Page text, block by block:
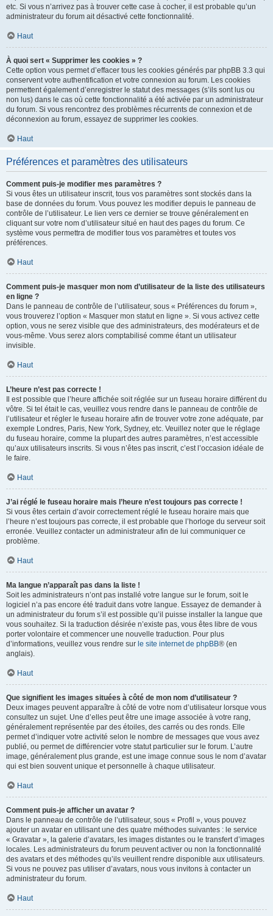
etc. Si vous n’arrivez pas à trouver cette case à cocher, il est probable qu’un
administrateur du forum ait désactivé cette fonctionnalité.
Haut
À quoi sert « Supprimer les cookies » ?
Cette option vous permet d’effacer tous les cookies générés par phpBB 3.3 qui
conservent votre authentification et votre connexion au forum. Les cookies
permettent également d’enregistrer le statut des messages (s’ils sont lus ou
non lus) dans le cas où cette fonctionnalité a été activée par un administrateur
du forum. Si vous rencontrez des problèmes récurrents de connexion et de
déconnexion au forum, essayez de supprimer les cookies.
Haut
Préférences et paramètres des utilisateurs
Comment puis-je modifier mes paramètres ?
Si vous êtes un utilisateur inscrit, tous vos paramètres sont stockés dans la
base de données du forum. Vous pouvez les modifier depuis le panneau de
contrôle de l’utilisateur. Le lien vers ce dernier se trouve généralement en
cliquant sur votre nom d’utilisateur situé en haut des pages du forum. Ce
système vous permettra de modifier tous vos paramètres et toutes vos
préférences.
Haut
Comment puis-je masquer mon nom d’utilisateur de la liste des utilisateurs
en ligne ?
Dans le panneau de contrôle de l’utilisateur, sous « Préférences du forum »,
vous trouverez l’option « Masquer mon statut en ligne ». Si vous activez cette
option, vous ne serez visible que des administrateurs, des modérateurs et de
vous-même. Vous serez alors comptabilisé comme étant un utilisateur
invisible.
Haut
L’heure n’est pas correcte !
Il est possible que l’heure affichée soit réglée sur un fuseau horaire différent du
vôtre. Si tel était le cas, veuillez vous rendre dans le panneau de contrôle de
l’utilisateur et régler le fuseau horaire afin de trouver votre zone adéquate, par
exemple Londres, Paris, New York, Sydney, etc. Veuillez noter que le réglage
du fuseau horaire, comme la plupart des autres paramètres, n’est accessible
qu’aux utilisateurs inscrits. Si vous n’êtes pas inscrit, c’est l’occasion idéale de
le faire.
Haut
J’ai réglé le fuseau horaire mais l’heure n’est toujours pas correcte !
Si vous êtes certain d’avoir correctement réglé le fuseau horaire mais que
l’heure n’est toujours pas correcte, il est probable que l’horloge du serveur soit
erronée. Veuillez contacter un administrateur afin de lui communiquer ce
problème.
Haut
Ma langue n’apparaît pas dans la liste !
Soit les administrateurs n’ont pas installé votre langue sur le forum, soit le
logiciel n’a pas encore été traduit dans votre langue. Essayez de demander à
un administrateur du forum s’il est possible qu’il puisse installer la langue que
vous souhaitez. Si la traduction désirée n’existe pas, vous êtes libre de vous
porter volontaire et commencer une nouvelle traduction. Pour plus
d’informations, veuillez vous rendre sur le site internet de phpBB® (en
anglais).
Haut
Que signifient les images situées à côté de mon nom d’utilisateur ?
Deux images peuvent apparaître à côté de votre nom d’utilisateur lorsque vous
consultez un sujet. Une d’elles peut être une image associée à votre rang,
généralement représentée par des étoiles, des carrés ou des ronds. Elle
permet d’indiquer votre activité selon le nombre de messages que vous avez
publié, ou permet de différencier votre statut particulier sur le forum. L’autre
image, généralement plus grande, est une image connue sous le nom d’avatar
qui est bien souvent unique et personnelle à chaque utilisateur.
Haut
Comment puis-je afficher un avatar ?
Dans le panneau de contrôle de l’utilisateur, sous « Profil », vous pouvez
ajouter un avatar en utilisant une des quatre méthodes suivantes : le service
« Gravatar », la galerie d’avatars, les images distantes ou le transfert d’images
locales. Les administrateurs du forum peuvent activer ou non la fonctionnalité
des avatars et des méthodes qu’ils veuillent rendre disponible aux utilisateurs.
Si vous ne pouvez pas utiliser d’avatars, nous vous invitons à contacter un
administrateur du forum.
Haut